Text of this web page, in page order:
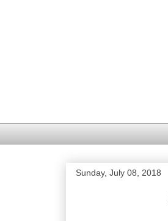
Sunday, July 08, 2018